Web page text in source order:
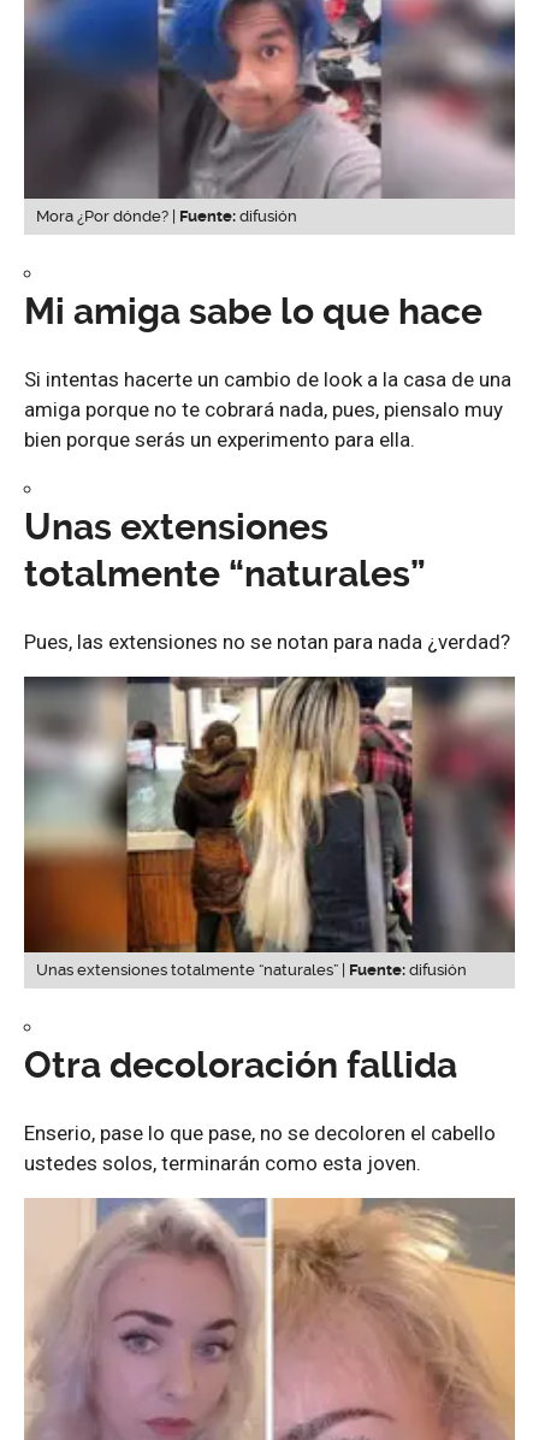
Mora ¿Por dónde? | Fuente: difusión
Mi amiga sabe lo que hace
Si intentas hacerte un cambio de look a la casa de una
amiga porque no te cobrará nada, pues, piensalo muy
bien porque serás un experimento para ella.
Unas extensiones
totalmente “naturales”
Pues, las extensiones no se notan para nada ¿verdad?
Unas extensiones totalmente “naturales” | Fuente: difusión
Otra decoloración fallida
Enserio, pase lo que pase, no se decoloren el cabello
ustedes solos, terminarán como esta joven.